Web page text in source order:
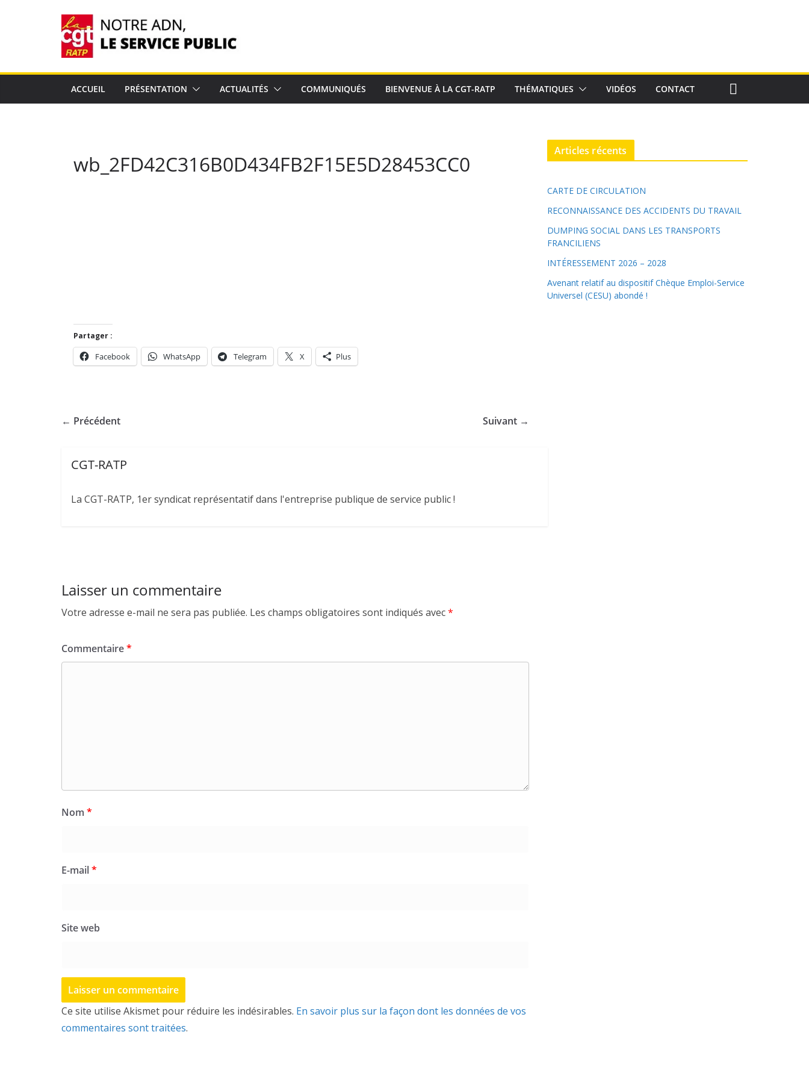
ACCUEIL PRÉSENTATION ACTUALITÉS COMMUNIQUÉS BIENVENUE À LA CGT-RATP THÉMATIQUES VIDÉOS CONTACT
wb_2FD42C316B0D434FB2F15E5D28453CC0
Partager :
Facebook WhatsApp Telegram X Plus
← Précédent Suivant →
CGT-RATP
La CGT-RATP, 1er syndicat représentatif dans l'entreprise publique de service public !
Laisser un commentaire
Votre adresse e-mail ne sera pas publiée. Les champs obligatoires sont indiqués avec*
Commentaire*
Nom *
E-mail*
Site web
Ce site utilise Akismet pour réduire les indésirables. En savoir plus sur la façon dont les données de vos
commentaires sont traitées.
Articles récents
CARTE DE CIRCULATION
RECONNAISSANCE DES ACCIDENTS DU TRAVAIL
DUMPING SOCIAL DANS LES TRANSPORTS
FRANCILIENS
INTÉRESSEMENT 2026 – 2028
Avenant relatif au dispositif Chèque Emploi-Service
Universel (CESU) abondé !